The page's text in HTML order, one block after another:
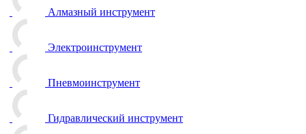
Алмазный инструмент
Электроинструмент
Пневмоинструмент
Гидравлический инструмент